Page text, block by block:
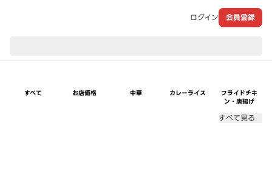
ログイン 会員登録
すべて お店価格 中華 カレーライス
フライドチキ
ン・唐揚げ
すべて見る